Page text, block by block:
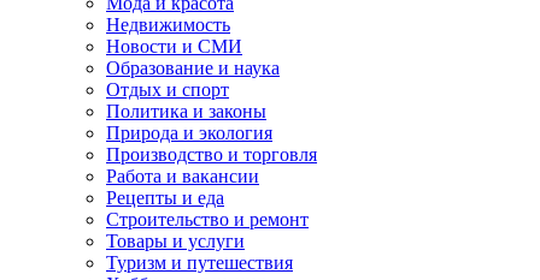
Недвижимость
Новости и СМИ
Образование и наука
Отдых и спорт
Политика и законы
Природа и экология
Производство и торговля
Работа и вакансии
Рецепты и еда
Строительство и ремонт
Товары и услуги
Туризм и путешествия